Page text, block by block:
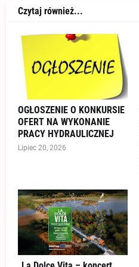
Czytaj również...
OGŁOSZENIE O KONKURSIE
OFERT NA WYKONANIE
PRACY HYDRAULICZNEJ
Lipiec 20, 2026